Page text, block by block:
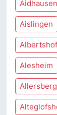
Aidhausen
Aislingen
Alesheim
Allersberg